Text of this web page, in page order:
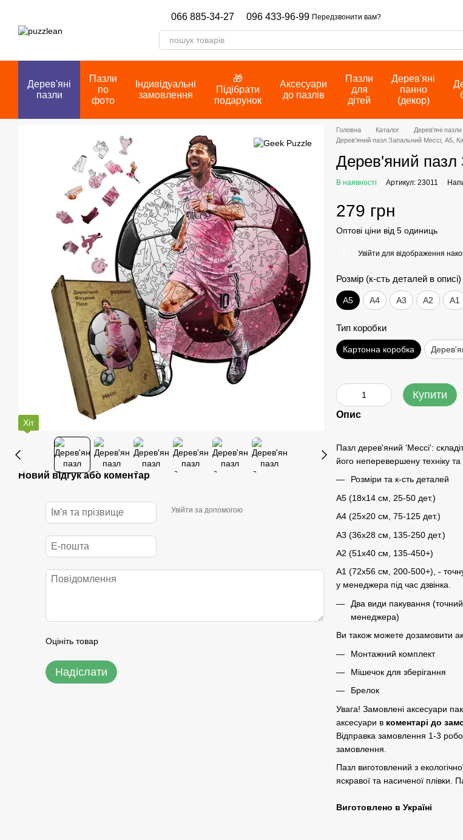
066 885-34-27 096 433-96-99 Передзвонити вам?
Дерев'яні
пазли
Пазли
по
фото
Індивідуальні
замовлення
🎁
Підібрати
подарунок
Аксесуари
до пазлів
Пазли
для
дітей
Дерев'яні
панно
(декор)
Хіт
Новий відгук або коментар
Увійти за допомогою
Оцініть товар
Надіслати
Головна Каталог Дерев'яні пазли
Дерев'яний пазл Запальний Мессі, А5,
Дерев'яний пазл
В наявності Артикул: 23011
279 грн
Оптові ціни від 5 одиниць
Увійти для відображення
Розмір (к-сть деталей в описі)
А5 А4 A3 A2 A1
Тип коробки
Картонна коробка
Купити
Опис
Пазл дерев'яний 'Мессі':
його неперевершену техніку
Розміри та к-сть деталей
A5 (18х14 см, 25-50 дет.)
A4 (25x20 см, 75-125 дет.)
A3 (36х28 см, 135-250 дет.)
A2 (51х40 см, 135-450+)
A1 (72х56 см, 200-500+), - точну
у менеджера під час дзвінка.
Два види пакування
менеджера)
Ви також можете дозамовити
Монтажний комплект
Мішечок для зберігання
Брелок
Увага! Замовлені аксесуари
аксесуари в коментарі до
Відправка замовлення 1-3
замовлення.
Пазл виготовлений з
яскравої та насиченої плівки.
Виготовлено в Україні